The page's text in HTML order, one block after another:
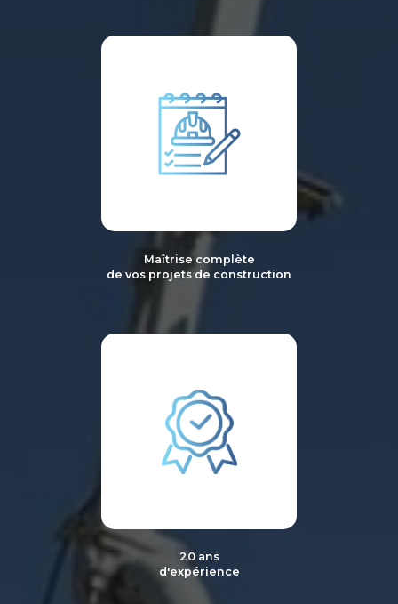
Maîtrise complète
de vos projets de construction
20 ans
d'expérience